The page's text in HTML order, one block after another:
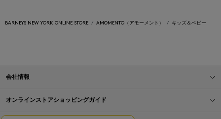
BARNEYS NEW YORK ONLINE STORE AMOMENTO（アモーメント） キッズ＆ベビー
会社情報
オンラインストアショッピングガイド